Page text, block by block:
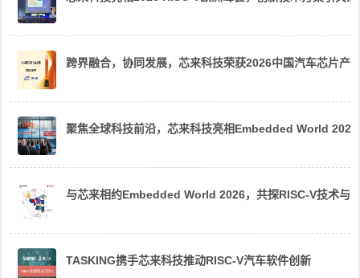
跨界融合，协同发展，芯来科技荣获2026中国汽车芯片产
聚焦全球科技前沿，芯来科技亮相Embedded World 2026
与芯来相约Embedded World 2026，共探RISC-V技术与
TASKING携手芯来科技推动RISC-V汽车软件创新